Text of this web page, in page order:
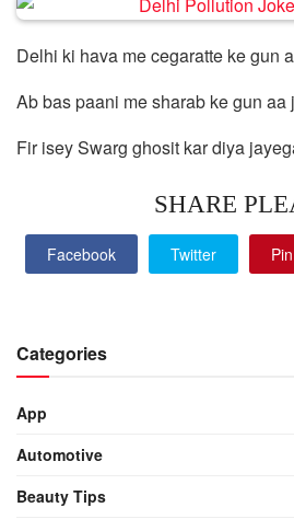
Delhi ki hava me cegaratte ke gun
Ab bas paani me sharab ke gun aa
Fir isey Swarg ghosit kar diya
SHARE
Facebook Twitter
Categories
App
Automotive
Beauty Tips